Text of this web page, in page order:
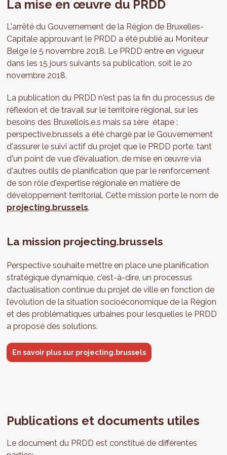
longue distance (échelle internationale et nationale),
Gouvernement réaffirme son souhait d'une mobilité
métropolitaine efficiente et profitable à tous. La Région
souhaitera que chacun puisse trouver tout ce dont il a
besoin au quotidien à 5 minutes de chez soi et pour les
autres déplacements, elle promeut une mobilité des
multimodales et vertueuses. Ainsi cette 4ème partie
révèle l'armature de mobilité bruxelloise au travers des
corridors : ces grands axes irriguent la ville et permettront
à terme de se déplacer efficacement. Sur ces axes et
plus généralement dans la Région, les modes de
déplacements actifs (marche, vélo...) et les transports en
commun (réseau STIB, réseaux des opérateurs
métropolitains, réseau ferré) gagneront encore en
importance et seront prioritaires. L'usage de la voiture
trouvera sa place et profitera des innovations.
Effectivement, les buts de la Région pour son avenir ne
conditions sont réunies : il s'agit notamment de
consolider le lien avec les communes et autres
institutions et autorités publiques. La Région considère
également la smart city comme un levier essentiel pour
atteindre ses objectifs et, à ce titre, accompagnera son
lien entre citoyen.ne et Région doit se renforcer et
notamment sur le développement régional.
La mise en œuvre du PRDD
L'arrêté du Gouvernement de la Région de Bruxelles-
Capitale approuvant le PRDD a été publié au Moniteur
Belge le 5 novembre 2018. Le PRDD entre en vigueur
dans les 15 jours suivants sa publication, soit le 20
novembre 2018.
La publication du PRDD n'est pas la fin du processus de
réflexion et de travail sur le territoire régional, sur les
besoins des Bruxellois.e.s mais sa 1ère étape :
perspective.brussels a été chargé par le Gouvernement
d'assurer le suivi actif du projet que le PRDD porte, tant
d'un point de vue d'évaluation, de mise en œuvre via
d'autres outils de planification que par le renforcement
de son rôle d'expertise régionale en matière de
développement territorial. Cette mission porte le nom de
projecting.brussels.
La mission projecting.brussels
Perspective souhaite mettre en place une planification
stratégique dynamique, c’est-à-dire, un processus
d’actualisation continue du projet de ville en fonction de
l’évolution de la situation socioéconomique de la Région
et des problématiques urbaines pour lesquelles le PRDD
a proposé des solutions.
En savoir plus sur projecting.brussels
Publications et documents utiles
Le document du PRDD est constitué de différentes